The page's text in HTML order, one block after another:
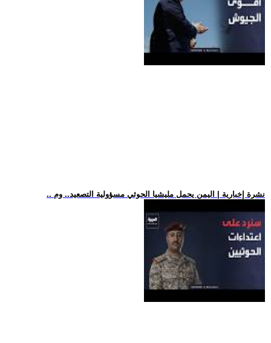
.. نشرة إخبارية | اليمن يحمل مليشيا الحوثي مسؤولية التصعيد.. وم